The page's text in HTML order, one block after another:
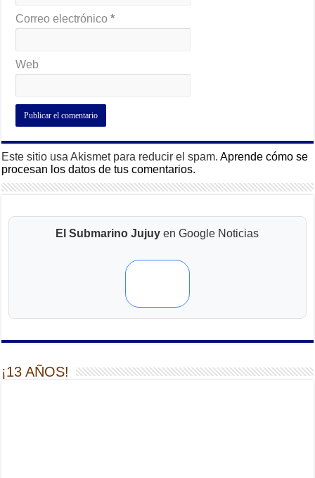
Correo electrónico*
Web
Este sitio usa Akismet para reducir el spam.Aprende cómo se
procesan los datos de tus comentarios.
El Submarino Jujuy en Google Noticias
¡13 AÑOS!